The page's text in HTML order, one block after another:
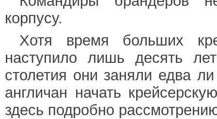
корпусу.
Хотя время больших
наступило лишь десять
столетия они заняли едва
англичан начать
здесь подробно